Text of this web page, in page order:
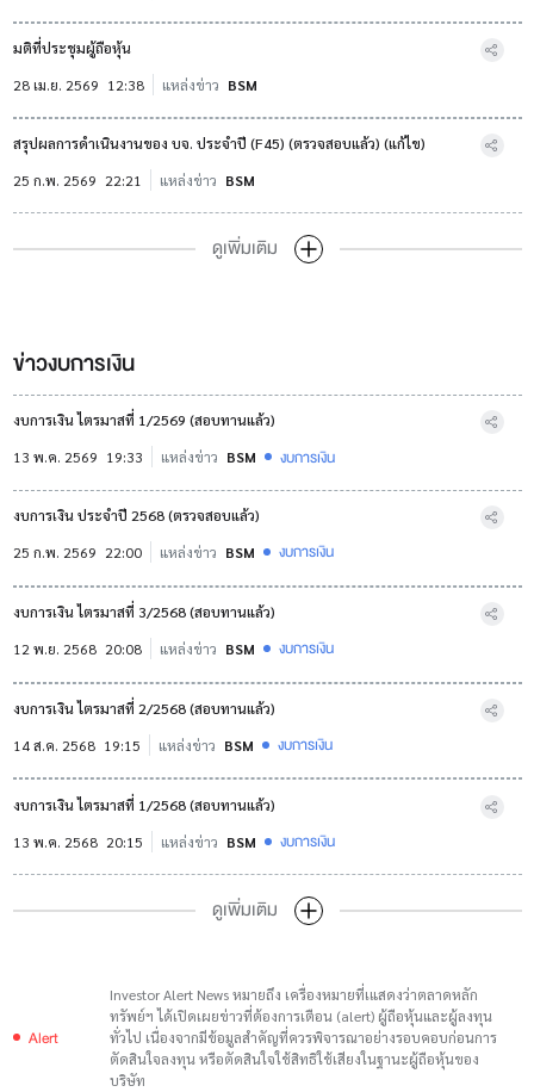
มติที่ประชุมผู้ถือหุ้น
28 เม.ย. 2569 12:38 แหล่งข่าว BSM
สรุปผลการดำเนินงานของ บจ. ประจำปี (F45) (ตรวจสอบแล้ว) (แก้ไข)
25 ก.พ. 2569 22:21 แหล่งข่าว BSM
ดูเพิ่มเติม
ข่าวงบการเงิน
งบการเงิน ไตรมาสที่ 1/2569 (สอบทานแล้ว)
13 พ.ค. 2569 19:33 แหล่งข่าว BSM งบการเงิน
งบการเงิน ประจำปี 2568 (ตรวจสอบแล้ว)
25 ก.พ. 2569 22:00 แหล่งข่าว BSM งบการเงิน
งบการเงิน ไตรมาสที่ 3/2568 (สอบทานแล้ว)
12 พ.ย. 2568 20:08 แหล่งข่าว BSM งบการเงิน
งบการเงิน ไตรมาสที่ 2/2568 (สอบทานแล้ว)
14 ส.ค. 2568 19:15 แหล่งข่าว BSM งบการเงิน
งบการเงิน ไตรมาสที่ 1/2568 (สอบทานแล้ว)
13 พ.ค. 2568 20:15 แหล่งข่าว BSM งบการเงิน
ดูเพิ่มเติม
Alert
Investor Alert News หมายถึง เครื่องหมายที่เแสดงว่าตลาดหลัก
ทรัพย์ฯ ได้เปิดเผยข่าวที่ต้องการเตือน (alert) ผู้ถือหุ้นและผู้ลงทุน
ทั่วไป เนื่องจากมีข้อมูลสำคัญที่ควรพิจารณาอย่างรอบคอบก่อนการ
ตัดสินใจลงทุน หรือตัดสินใจใช้สิทธิใช้เสียงในฐานะผู้ถือหุ้นของ
บริษัท